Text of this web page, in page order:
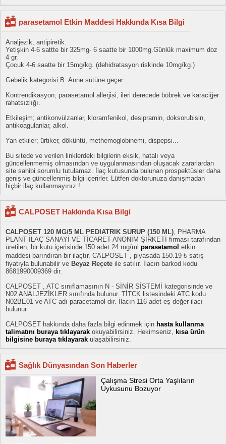
parasetamol Etkin Maddesi Hakkında Kısa Bilgi
Analjezik, antipiretik.
Yetişkin 4-6 sattte bir 325mg- 6 saatte bir 1000mg.Günlük maximum doz
4 gr.
Çocuk 4-6 saatte bir 15mg/kg. (dehidratasyon riskinde 10mg/kg.)
Gebelik kategorisi B. Anne sütüne geçer.
Kontrendikasyon; parasetamol allerjisi, ileri derecede böbrek ve karaciğer
rahatsızlığı.
Etkileşim; antikonvülzanlar, kloramfenikol, desipramin, doksorubisin,
antikoagulanlar, alkol.
Yan etkiler; ürtiker, döküntü, methemoglobinemi, dispepsi...
Bu sitede ve verilen linklerdeki bilgilerin eksik, hatalı veya
güncellenmemiş olmasından ve uygulanmasından oluşacak zararlardan
site sahibi sorumlu tutulamaz. İlaç kutusunda bulunan prospektüsler daha
geniş ve güncellenmiş bilgi içerirler. Lütfen doktorunuza danışmadan
hiçbir ilaç kullanmayınız !
CALPOSET Hakkında Kısa Bilgi
CALPOSET 120 MG/5 ML PEDIATRIK SURUP (150 ML) , PHARMA
PLANT İLAÇ SANAYİ VE TİCARET ANONİM ŞİRKETİ firması tarafından
üretilen, bir kutu içerisinde 150 adet 24 mg/ml parasetamol etkin
maddesi barındıran bir ilaçtır. CALPOSET , piyasada 150.19 ₺ satış
fiyatıyla bulunabilir ve Beyaz Reçete ile satılır. İlacın barkod kodu
8681990009369 dir.
CALPOSET , ATC sınıflamasının N - SİNİR SİSTEMİ kategorisinde ve
N02 ANALJEZİKLER sınıfında bulunur. TİTCK listesindeki ATC kodu
N02BE01 ve ATC adı paracetamol dır. İlacın 116 adet eş değer ilacı
bulunur.
CALPOSET hakkında daha fazla bilgi edinmek için hasta kullanma
talimatını buraya tıklayarak okuyabilirsiniz. Hekimseniz,
kısa ürün
bilgisine buraya tıklayarak ulaşabilirsiniz.
Sağlık Dünyasından Son Haberler
Çalışma Stresi Orta Yaşlıların
Uykusunu Bozuyor